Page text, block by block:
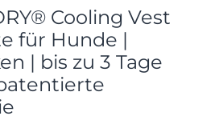
Cooling Vest
für Hunde |
| bis zu 3 Tage